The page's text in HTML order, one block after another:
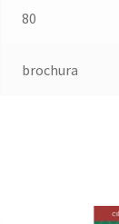
80
brochura